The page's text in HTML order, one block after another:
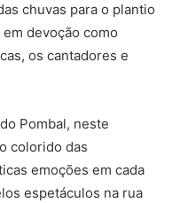
chuvas para o plantio
devoção como
os cantadores e
Pombal, neste
colorido das
emoções em cada
espetáculos na rua